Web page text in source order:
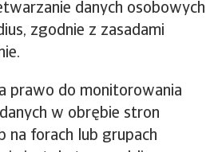
danych osobowych
zgodnie z zasadami
prawo do monitorowania
w obrębie stron
na forach lub grupach